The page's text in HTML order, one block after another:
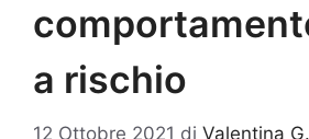
a rischio
12 Ottobre 2021 di Valentina G.